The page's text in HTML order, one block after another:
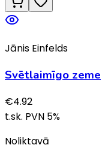
Jānis Einfelds
Svētlaimīgo zeme
€4.92
t.sk. PVN 5%
Noliktavā